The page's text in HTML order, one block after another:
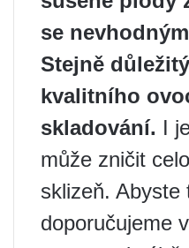
se
Stejně
kvalitního
skladování. I
může zničit
sklizeň. Abyste
doporučujeme